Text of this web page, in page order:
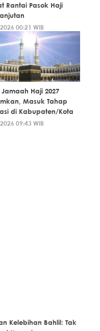
Rantai Pasok Haji
00:21 WIB
Haji 2027
Masuk Tahap
di Kabupaten/Kota
09:43 WIB
Kelebihan Bahlil: Tak